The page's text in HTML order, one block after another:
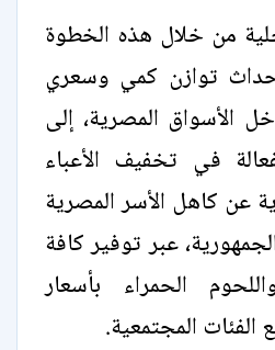
من خلال هذه الخطوة
توازن كمي وسعري
الأسواق المصرية، إلى
في تخفيف الأعباء
عن كاهل الأسر المصرية
عبر توفير كافة
الحمراء بأسعار
المجتمعية.